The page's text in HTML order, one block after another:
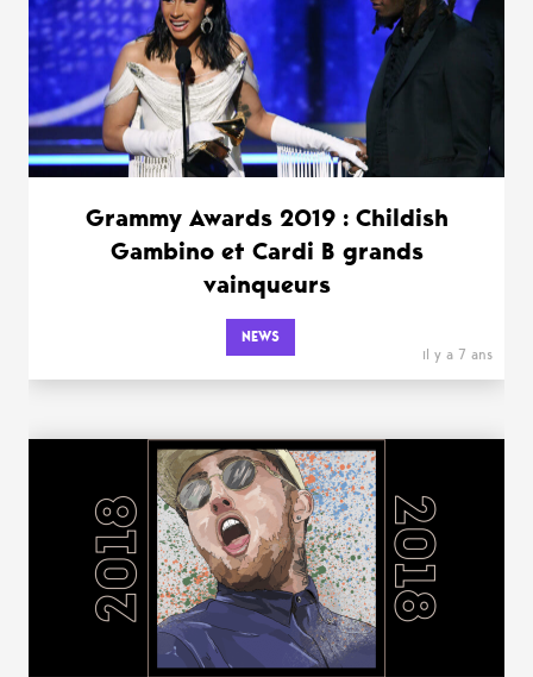
Grammy Awards 2019 : Childish
Gambino et Cardi B grands
vainqueurs
NEWS
il y a 7 ans